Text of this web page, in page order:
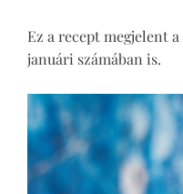
Ez a recept megjelent a
januári számában is.